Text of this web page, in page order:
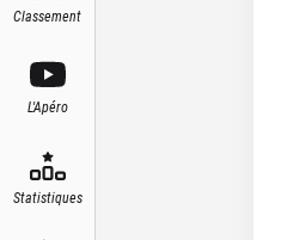
Classement
L'Apéro
Statistiques